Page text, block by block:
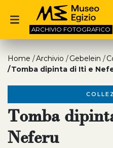
ARCHIVIO FOTOGRAFICO
Home Archivio Gebelein
Tomba dipinta di Iti e
Tomba
Neferu